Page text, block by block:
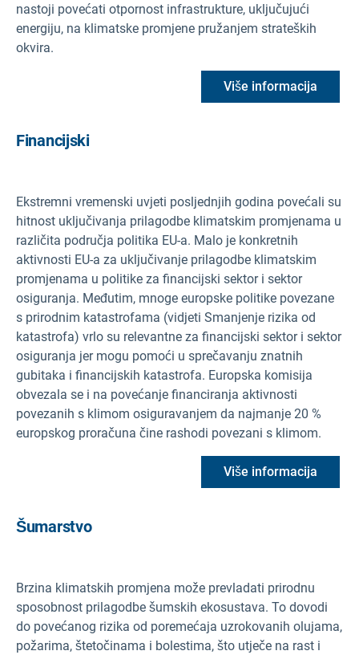
nastoji povećati otpornost infrastrukture, uključujući
energiju, na klimatske promjene pružanjem strateških
okvira.
Više informacija
Financijski
Ekstremni vremenski uvjeti posljednjih godina povećali su
hitnost uključivanja prilagodbe klimatskim promjenama u
različita područja politika EU-a. Malo je konkretnih
aktivnosti EU-a za uključivanje prilagodbe klimatskim
promjenama u politike za financijski sektor i sektor
osiguranja. Međutim, mnoge europske politike povezane
s prirodnim katastrofama (vidjeti Smanjenje rizika od
katastrofa) vrlo su relevantne za financijski sektor i sektor
osiguranja jer mogu pomoći u sprečavanju znatnih
gubitaka i financijskih katastrofa. Europska komisija
obvezala se i na povećanje financiranja aktivnosti
povezanih s klimom osiguravanjem da najmanje 20 %
europskog proračuna čine rashodi povezani s klimom.
Više informacija
Šumarstvo
Brzina klimatskih promjena može prevladati prirodnu
sposobnost prilagodbe šumskih ekosustava. To dovodi
do povećanog rizika od poremećaja uzrokovanih olujama,
požarima, štetočinama i bolestima, što utječe na rast i